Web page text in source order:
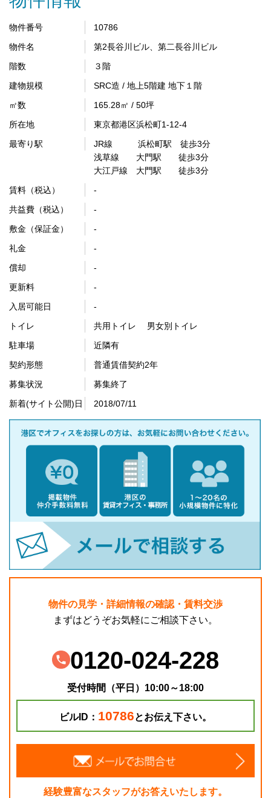
物件番号
10786
物件名
第2長谷川ビル、第二長谷川ビル
階数
３階
建物規模
SRC造 / 地上5階建 地下１階
㎡数
165.28㎡ / 50坪
所在地
東京都港区浜松町1-12-4
最寄り駅
JR線 浜松町駅 徒歩3分
浅草線 大門駅 徒歩3分
大江戸線 大門駅 徒歩3分
賃料（税込）
-
共益費（税込）
-
敷金（保証金）
-
礼金
-
償却
-
更新料
-
入居可能日
-
トイレ
共用トイレ 男女別トイレ
駐車場
近隣有
契約形態
普通賃借契約2年
募集状況
募集終了
新着(サイト公開)日
2018/07/11
物件の見学・詳細情報の確認・賃料交渉
まずはどうぞお気軽にご相談下さい。
0120-024-228
受付時間（平日）10:00～18:00
ビルID： 10786とお伝え下さい。
経験豊富なスタッフがお答えいたします。